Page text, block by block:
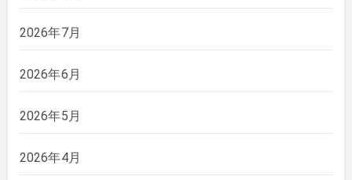
2026年7月
2026年6月
2026年5月
2026年4月